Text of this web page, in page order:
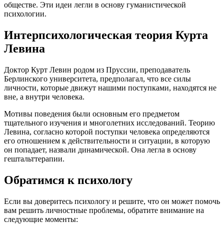
обществе. Эти идеи легли в основу гуманистической
психологии.
Интерпсихологическая теория Курта
Левина
Доктор Курт Левин родом из Пруссии, преподаватель
Берлинского университета, предполагал, что все силы
личности, которые движут нашими поступками, находятся не
вне, а внутри человека.
Мотивы поведения были основным его предметом
тщательного изучения и многолетних исследований. Теорию
Левина, согласно которой поступки человека определяются
его отношением к действительности и ситуации, в которую
он попадает, назвали динамической. Она легла в основу
гештальттерапии.
Обратимся к психологу
Если вы доверитесь психологу и решите, что он может помочь
вам решить личностные проблемы, обратите внимание на
следующие моменты: